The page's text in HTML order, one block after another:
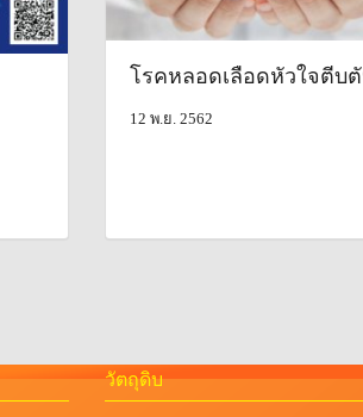
โรคหลอดเลือดหัวใจตีบ
12 พ.ย. 2562
วัตถุดิบ